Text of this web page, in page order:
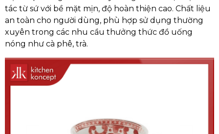
tác từ sứ với bề mặt mịn, độ hoàn thiện cao. Chất liệu
an toàn cho người dùng, phù hợp sử dụng thường
xuyên trong các nhu cầu thưởng thức đồ uống
nóng như cà phê, trà.